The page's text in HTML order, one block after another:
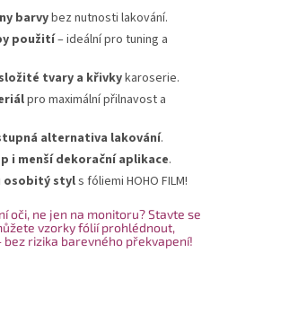
barvybez nutnosti lakování.
použití– ideální pro tuning a
tvary a křivkykaroserie.
pro maximální přilnavost a
alternativa lakování.
i menší dekorační aplikace.
osobitý styls fóliemi HOHO FILM!
oči, ne jen na monitoru? Stavte se
vzorky fólií prohlédnout,
rizika barevného překvapení!